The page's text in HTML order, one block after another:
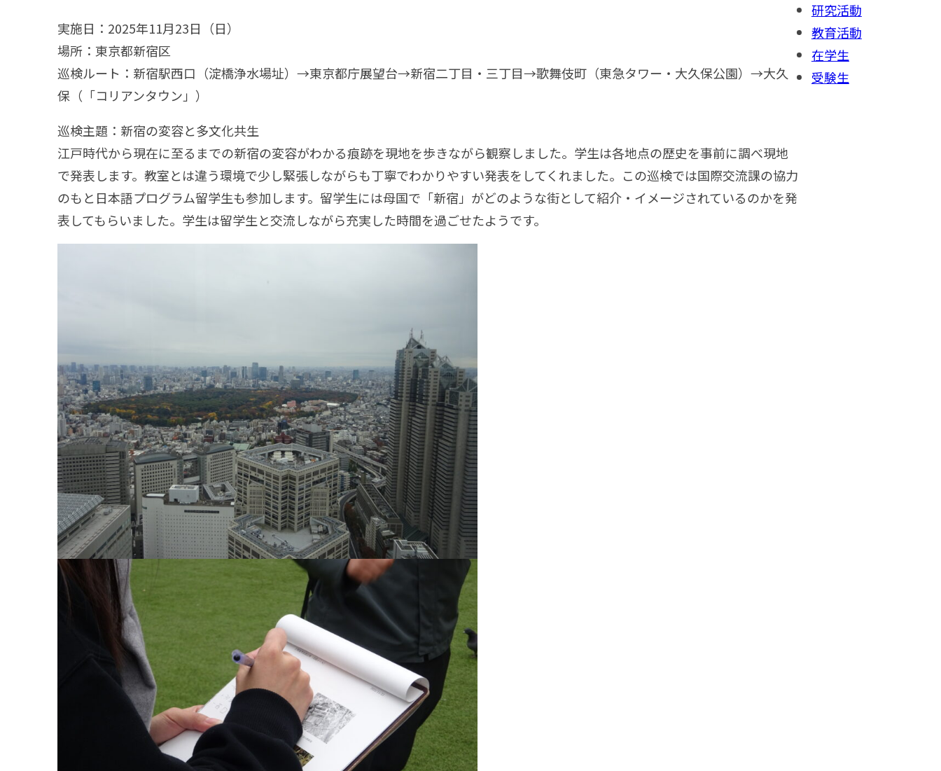
実施日：2025年11月23日（日）
場所：東京都新宿区
巡検ルート：新宿駅西口（淀橋浄水場址）→東京都庁展望台→新宿二丁目・三丁目→歌舞伎町（東急タワー・大久保公園）→大久
保（「コリアンタウン」）
巡検主題：新宿の変容と多文化共生
江戸時代から現在に至るまでの新宿の変容がわかる痕跡を現地を歩きながら観察しました。学生は各地点の歴史を事前に調べ現地
で発表します。教室とは違う環境で少し緊張しながらも丁寧でわかりやすい発表をしてくれました。この巡検では国際交流課の協力
のもと日本語プログラム留学生も参加します。留学生には母国で「新宿」がどのような街として紹介・イメージされているのかを発
表してもらいました。学生は留学生と交流しながら充実した時間を過ごせたようです。
研究活動
教育活動
在学生
受験生